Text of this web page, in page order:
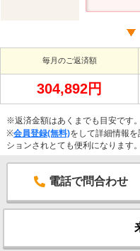
毎月のご返済額
304,892円
※返済金額はあくまでも目安です。
※会員登録(無料)をして詳細情報
ションされとても便利になります。
電話で問合わせ